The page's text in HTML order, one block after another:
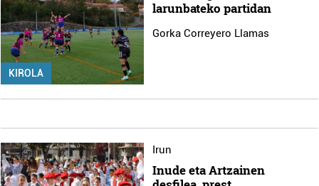
KIROLA
larunbateko partidan
Gorka Correyero Llamas
Irun
Inude eta Artzainen